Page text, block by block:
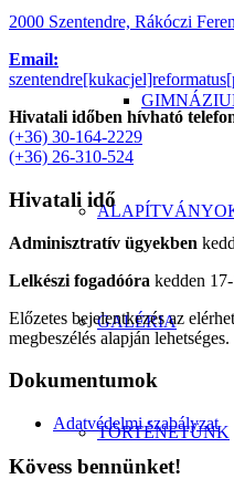
GALÉRIA
TÖRTÉNETÜNK
2000 Szentendre, Rákóczi
Email:
Hivatali időben hívható
(+36) 30-164-2229
(+36) 26-310-524
Hivatali idő
Adminisztratív ügyekben
Lelkészi fogadóóra kedden
Előzetes bejelentkezés az
megbeszélés alapján lehetséges.
Dokumentumok
Adatvédelmi szabályzat
Kövess bennünket!